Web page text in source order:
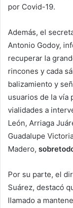
por Covid-19.
Además, el
Antonio Godoy,
recuperar la
rincones y cada
balizamiento y
usuarios de la vía
vialidades a
León, Arriaga
Guadalupe
Madero,
Por su parte, el
Suárez, destacó
llamado a